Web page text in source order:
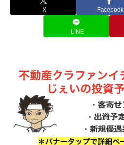
X Facebook
LINE